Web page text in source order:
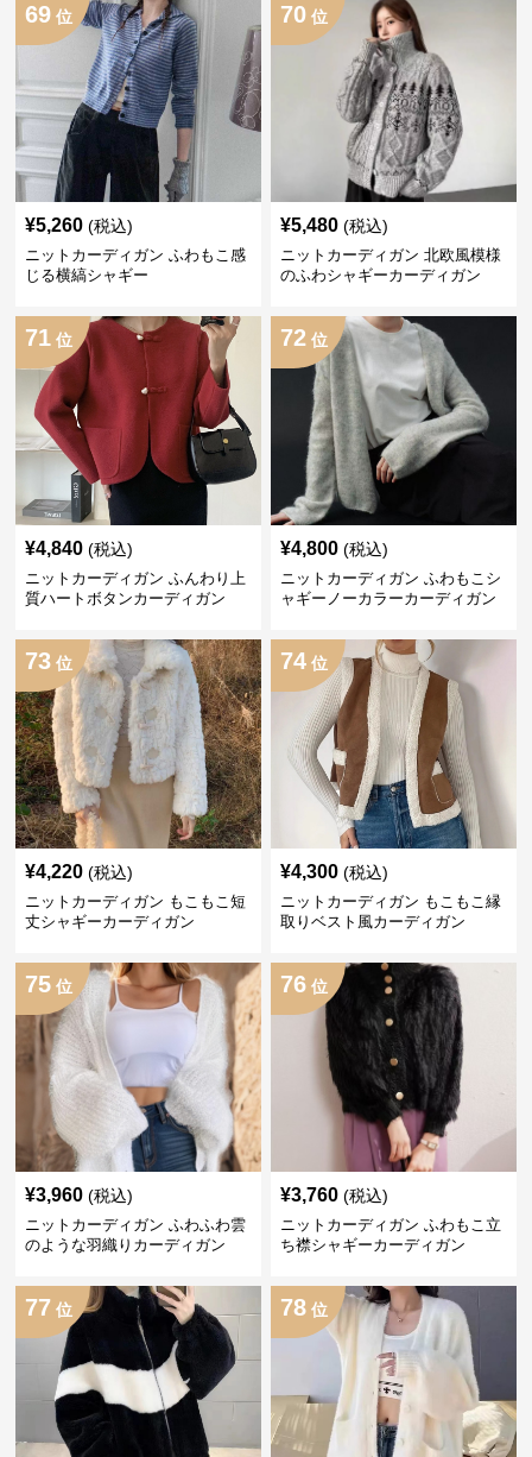
69 位
¥5,260 (税込)
ニットカーディガン ふわもこ感
じる横縞シャギー
70 位
¥5,480 (税込)
ニットカーディガン 北欧風模様
のふわシャギーカーディガン
71 位
¥4,840 (税込)
ニットカーディガン ふんわり上
質ハートボタンカーディガン
72 位
¥4,800 (税込)
ニットカーディガン ふわもこシ
ャギーノーカラーカーディガン
73 位
¥4,220 (税込)
ニットカーディガン もこもこ短
丈シャギーカーディガン
74 位
¥4,300 (税込)
ニットカーディガン もこもこ縁
取りベスト風カーディガン
75 位
¥3,960 (税込)
ニットカーディガン ふわふわ雲
のような羽織りカーディガン
76 位
¥3,760 (税込)
ニットカーディガン ふわもこ立
ち襟シャギーカーディガン
77 位 78 位